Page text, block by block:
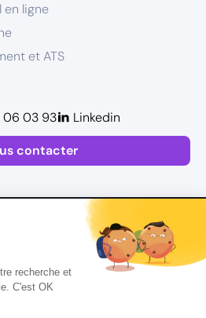
recherche et
C'est OK
Postuler
ligne
et ATS
contacter
06 03 93 Linkedin
Plan de site
légales